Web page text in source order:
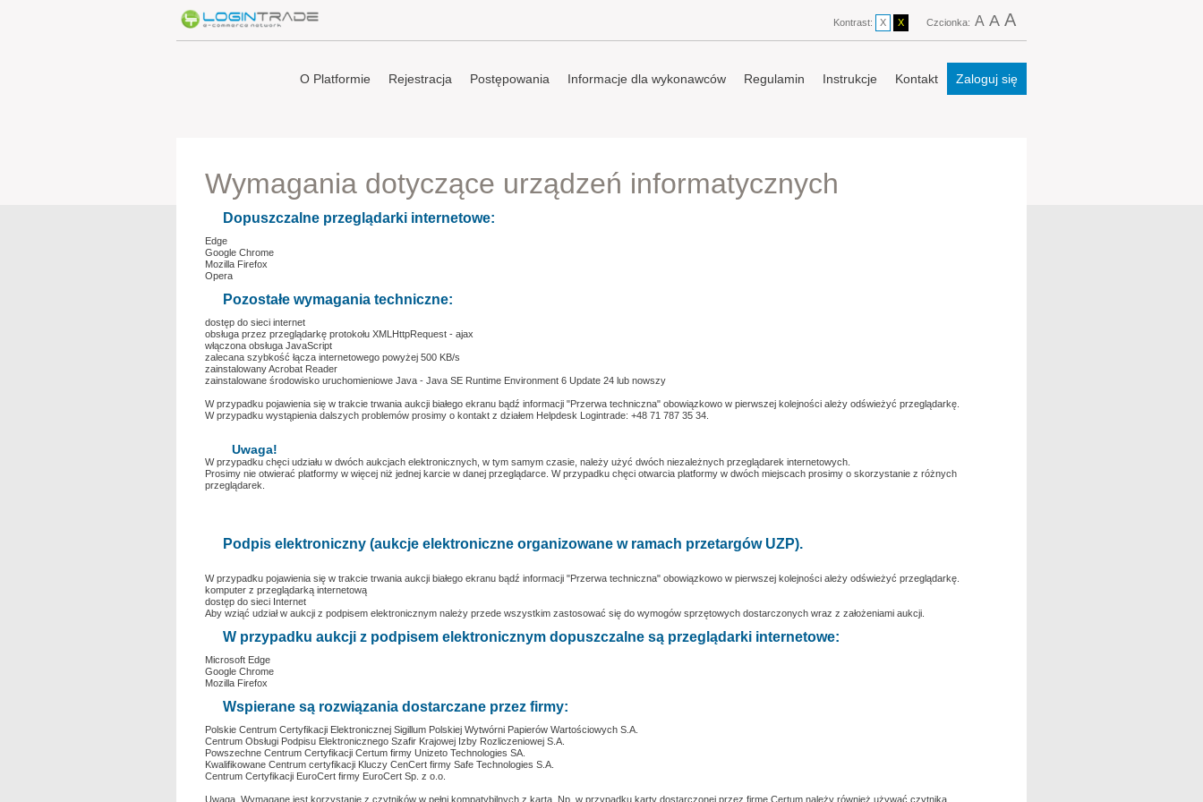
Kontrast: X X Czcionka: A A A
O Platformie Rejestracja Postępowania Informacje dla wykonawców Regulamin Instrukcje Kontakt Zaloguj się
Wymagania dotyczące urządzeń informatycznych
Dopuszczalne przeglądarki internetowe:
Edge
Google Chrome
Mozilla Firefox
Opera
Pozostałe wymagania techniczne:
dostęp do sieci internet
obsługa przez przeglądarkę protokołu XMLHttpRequest - ajax
włączona obsługa JavaScript
zalecana szybkość łącza internetowego powyżej 500 KB/s
zainstalowany Acrobat Reader
zainstalowane środowisko uruchomieniowe Java - Java SE Runtime Environment 6 Update 24 lub nowszy
W przypadku pojawienia się w trakcie trwania aukcji białego ekranu bądź informacji "Przerwa techniczna" obowiązkowo w pierwszej kolejności ależy odświeżyć przeglądarkę.
W przypadku wystąpienia dalszych problemów prosimy o kontakt z działem Helpdesk Logintrade: +48 71 787 35 34.
Uwaga!
W przypadku chęci udziału w dwóch aukcjach elektronicznych, w tym samym czasie, należy użyć dwóch niezależnych przeglądarek internetowych.
Prosimy nie otwierać platformy w więcej niż jednej karcie w danej przeglądarce. W przypadku chęci otwarcia platformy w dwóch miejscach prosimy o skorzystanie z różnych
przeglądarek.
Podpis elektroniczny (aukcje elektroniczne organizowane w ramach przetargów UZP).
W przypadku pojawienia się w trakcie trwania aukcji białego ekranu bądź informacji "Przerwa techniczna" obowiązkowo w pierwszej kolejności ależy odświeżyć przeglądarkę.
komputer z przeglądarką internetową
dostęp do sieci Internet
Aby wziąć udział w aukcji z podpisem elektronicznym należy przede wszystkim zastosować się do wymogów sprzętowych dostarczonych wraz z założeniami aukcji.
W przypadku aukcji z podpisem elektronicznym dopuszczalne są przeglądarki internetowe:
Microsoft Edge
Google Chrome
Mozilla Firefox
Wspierane są rozwiązania dostarczane przez firmy:
Polskie Centrum Certyfikacji Elektronicznej Sigillum Polskiej Wytwórni Papierów Wartościowych S.A.
Centrum Obsługi Podpisu Elektronicznego Szafir Krajowej Izby Rozliczeniowej S.A.
Powszechne Centrum Certyfikacji Certum firmy Unizeto Technologies SA.
Kwalifikowane Centrum certyfikacji Kluczy CenCert firmy Safe Technologies S.A.
Centrum Certyfikacji EuroCert firmy EuroCert Sp. z o.o.
Uwaga. Wymagane jest korzystanie z czytników w pełni kompatybilnych z kartą. Np. w przypadku karty dostarczonej przez firmę Certum należy również używać czytnika